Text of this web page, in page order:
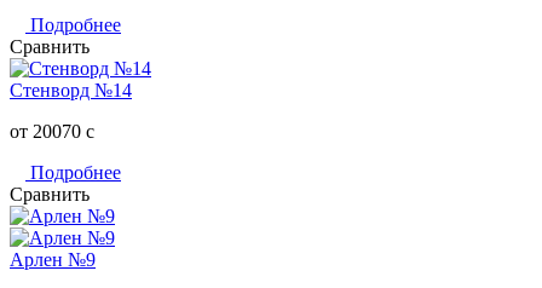
Подробнее
Сравнить
Стенворд №14
от 20070 c
Подробнее
Сравнить
Арлен №9